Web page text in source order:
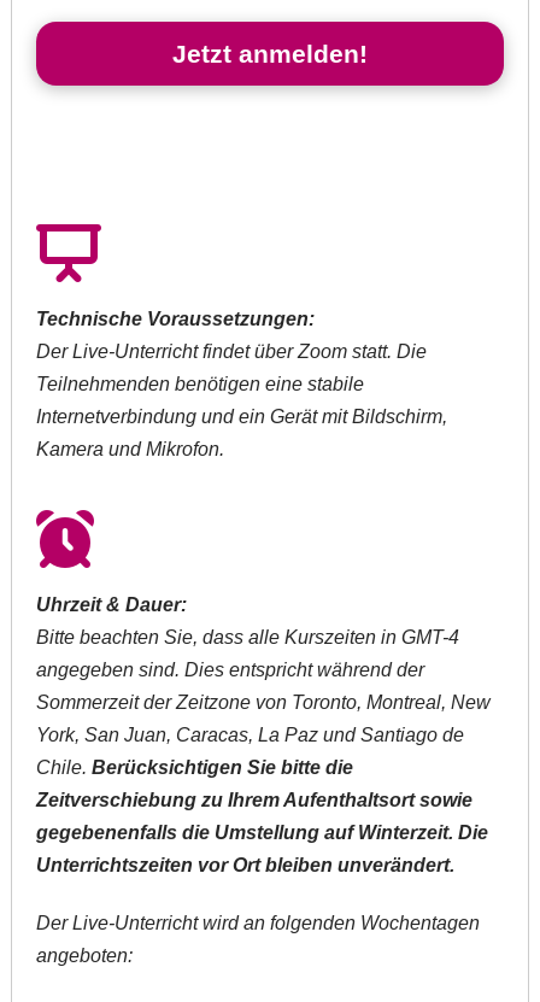
Jetzt anmelden!
Technische Voraussetzungen:
Der Live-Unterricht findet über Zoom statt. Die
Teilnehmenden benötigen eine stabile
Internetverbindung und ein Gerät mit Bildschirm,
Kamera und Mikrofon.
Uhrzeit & Dauer:
Bitte beachten Sie, dass alle Kurszeiten in GMT-4
angegeben sind. Dies entspricht während der
Sommerzeit der Zeitzone von Toronto, Montreal, New
York, San Juan, Caracas, La Paz und Santiago de
Chile. Berücksichtigen Sie bitte die
Zeitverschiebung zu Ihrem Aufenthaltsort sowie
gegebenenfalls die Umstellung auf Winterzeit. Die
Unterrichtszeiten vor Ort bleiben unverändert.
Der Live-Unterricht wird an folgenden Wochentagen
angeboten: